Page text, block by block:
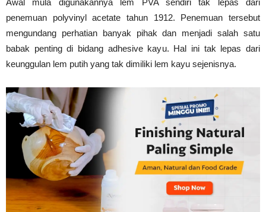
Tahan
Lama
Awal mula digunakannya lem PVA sendiri tak lepas dari
penemuan polyvinyl acetate tahun 1912. Penemuan tersebut
mengundang perhatian banyak pihak dan menjadi salah satu
babak penting di bidang adhesive kayu. Hal ini tak lepas dari
keunggulan lem putih yang tak dimiliki lem kayu sejenisnya.